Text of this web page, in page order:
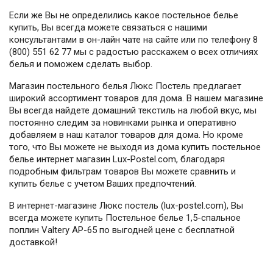
Если же Вы не определились какое постельное белье
купить, Вы всегда можете связаться с нашими
консультантами в он-лайн чате на сайте или по телефону 8
(800) 551 62 77 мы с радостью расскажем о всех отличиях
белья и поможем сделать выбор.
Магазин постельного белья Люкс Постель предлагает
широкий ассортимент товаров для дома. В нашем магазине
Вы всегда найдете домашний текстиль на любой вкус, мы
постоянно следим за новинками рынка и оперативно
добавляем в наш каталог товаров для дома. Но кроме
того, что Вы можете не выходя из дома купить постельное
белье интернет магазин Lux-Postel.com, благодаря
подробным фильтрам товаров Вы можете сравнить и
купить белье с учетом Ваших предпочтений.
В интернет-магазине Люкс постель (lux-postel.com), Вы
всегда можете купить Постельное белье 1,5-спальное
поплин Valtery AP-65 по выгодней цене с бесплатной
доставкой!